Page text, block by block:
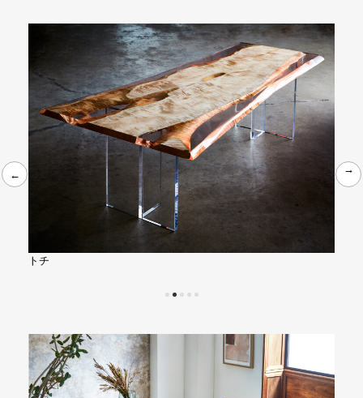
←
ブビンガ
←